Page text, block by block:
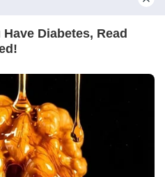
устало потерла
родим. Будет у
наследника… или
разница?
не в силах